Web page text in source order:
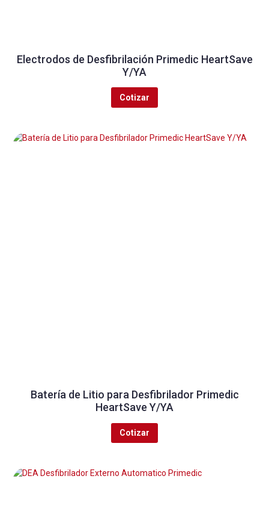
Electrodos de Desfibrilación Primedic HeartSave
Y/YA
Cotizar
Batería de Litio para Desfibrilador Primedic
HeartSave Y/YA
Cotizar